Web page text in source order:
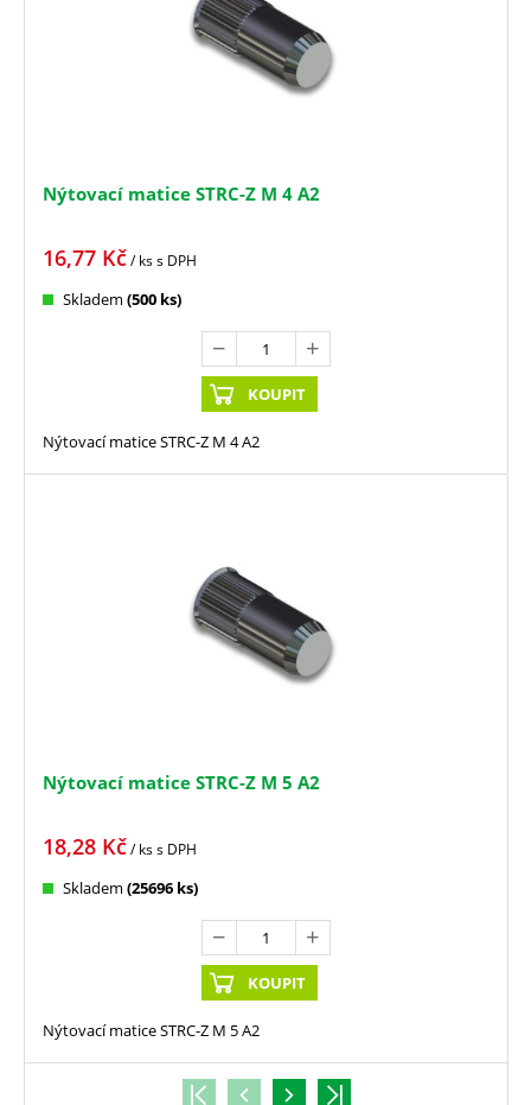
Nýtovací matice STRC-Z M 4 A2
16,77 Kč/ kss DPH
Skladem (500 ks)
KOUPIT
Nýtovací matice STRC-Z M 4 A2
Nýtovací matice STRC-Z M 5 A2
18,28 Kč/ kss DPH
Skladem (25696 ks)
KOUPIT
Nýtovací matice STRC-Z M 5 A2